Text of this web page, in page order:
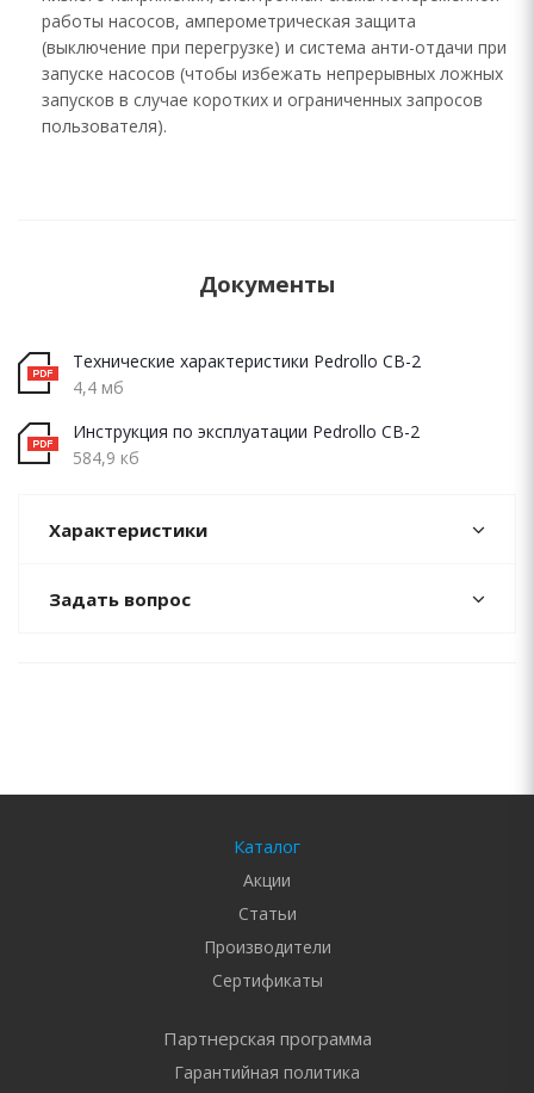
работы насосов, амперометрическая защита
(выключение при перегрузке) и система анти-отдачи при
запуске насосов (чтобы избежать непрерывных ложных
запусков в случае коротких и ограниченных запросов
пользователя).
Документы
Технические характеристики Pedrollo CB-2
4,4 мб
Инструкция по эксплуатации Pedrollo CB-2
584,9 кб
Характеристики
Задать вопрос
Каталог
Акции
Статьи
Производители
Сертификаты
Партнерская программа
Гарантийная политика